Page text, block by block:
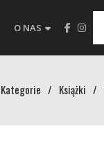
O NAS
Kategorie / Książki /